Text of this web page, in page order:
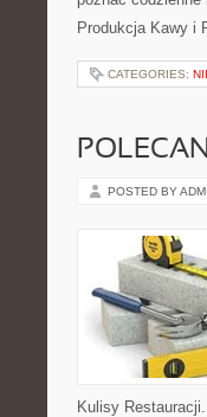
Produkcja Kawy i
CATEGORIES:
POSTED BY
Kulisy